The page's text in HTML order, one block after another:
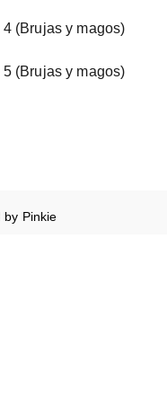
(Brujas y magos)
(Brujas y magos)
by Pinkie